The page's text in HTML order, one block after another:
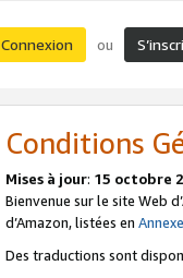
Connexion ou
Conditions
Mises à jour: 15 octobre
Bienvenue sur le site Web
d’Amazon, listées en
Des traductions sont